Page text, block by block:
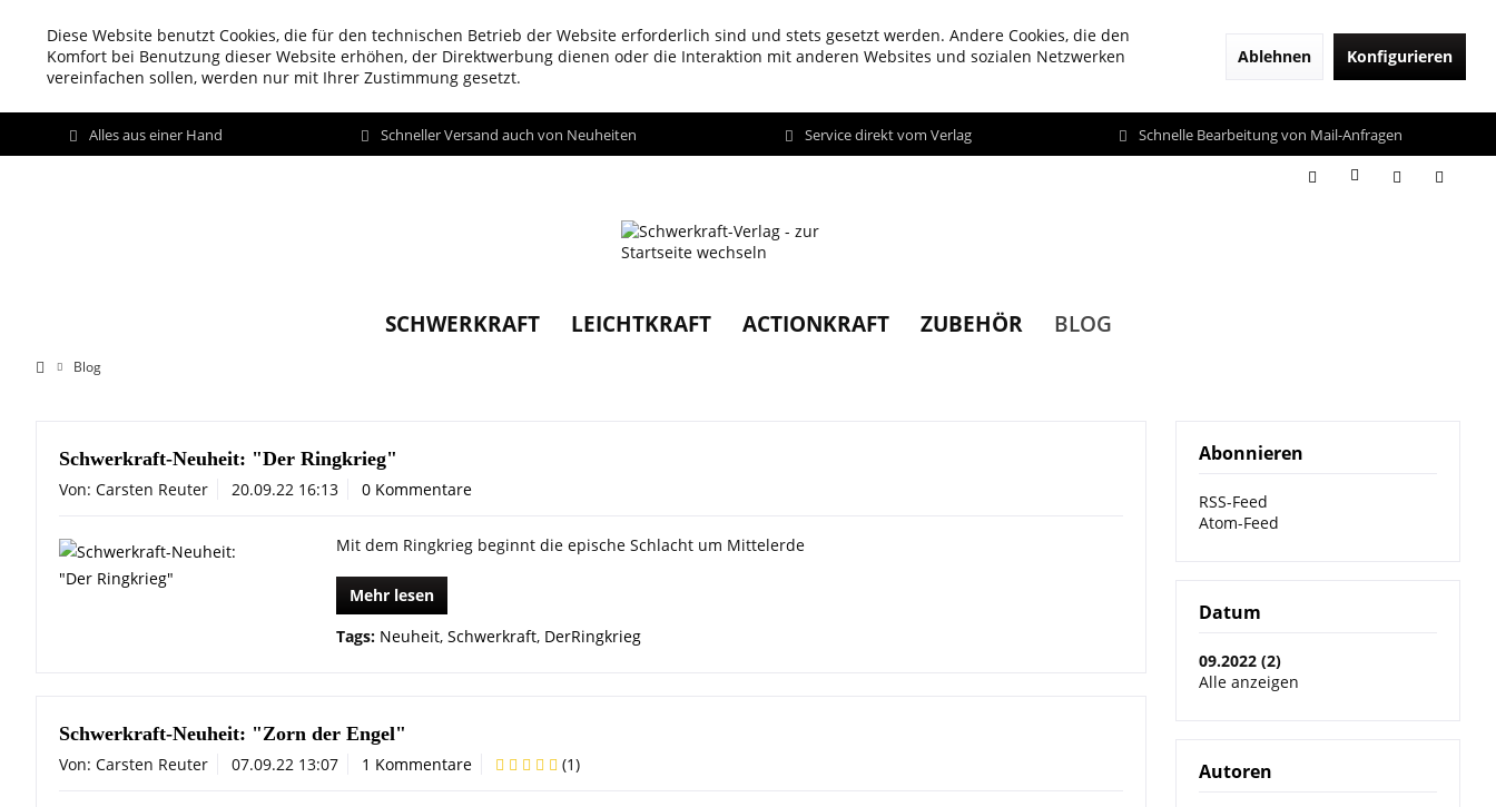
Diese Website benutzt Cookies, die für den technischen Betrieb der Website erforderlich sind und stets gesetzt werden. Andere Cookies, die den
Komfort bei Benutzung dieser Website erhöhen, der Direktwerbung dienen oder die Interaktion mit anderen Websites und sozialen Netzwerken
vereinfachen sollen, werden nur mit Ihrer Zustimmung gesetzt.
Ablehnen Konfigurieren
Alles aus einer Hand Schneller Versand auch von Neuheiten Service direkt vom Verlag Schnelle Bearbeitung von Mail-Anfragen
SCHWERKRAFT LEICHTKRAFT ACTIONKRAFT ZUBEHÖR BLOG
Blog
Abonnieren
RSS-Feed
Atom-Feed
Datum
09.2022 (2)
Alle anzeigen
Autoren
Schwerkraft-Neuheit: "Der Ringkrieg"
Von: Carsten Reuter 20.09.22 16:13 0 Kommentare
Mit dem Ringkrieg beginnt die epische Schlacht um Mittelerde
Mehr lesen
Tags: Neuheit, Schwerkraft, DerRingkrieg
Schwerkraft-Neuheit: "Zorn der Engel"
Von: Carsten Reuter 07.09.22 13:07 1 Kommentare (1)